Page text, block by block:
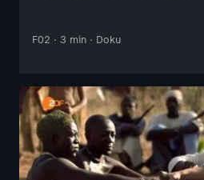
F02 · 3 min · Doku